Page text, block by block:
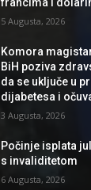
5 Augusta, 2026
Komora
BiH poziva
da se uključe u
dijabetesa i
3 Augusta, 2026
Počinje isplata
s invaliditetom
6 Augusta, 2026